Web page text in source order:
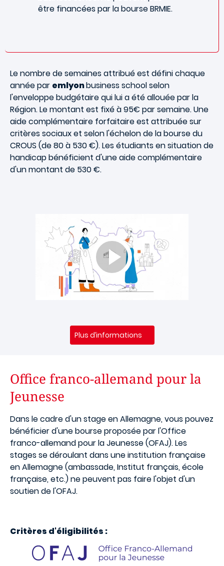
être financées par la bourse BRMIE.
Le nombre de semaines attribué est défini chaque
année par emlyonbusiness school selon
l'enveloppe budgétaire qui lui a été allouée par la
Région. Le montant est fixé à 95€ par semaine. Une
aide complémentaire forfaitaire est attribuée sur
critères sociaux et selon l'échelon de la bourse du
CROUS (de 80 à 530 €). Les étudiants en situation de
handicap bénéficient d'une aide complémentaire
d'un montant de 530 €.
Plus d’informations
Office franco-allemand pour la
Jeunesse
Dans le cadre d'un stage en Allemagne, vous pouvez
bénéficier d'une bourse proposée par l'Office
franco-allemand pour la Jeunesse (OFAJ). Les
stages se déroulant dans une institution française
en Allemagne (ambassade, Institut français, école
française, etc.) ne peuvent pas faire l'objet d'un
soutien de l'OFAJ.
Critères d'éligibilités :